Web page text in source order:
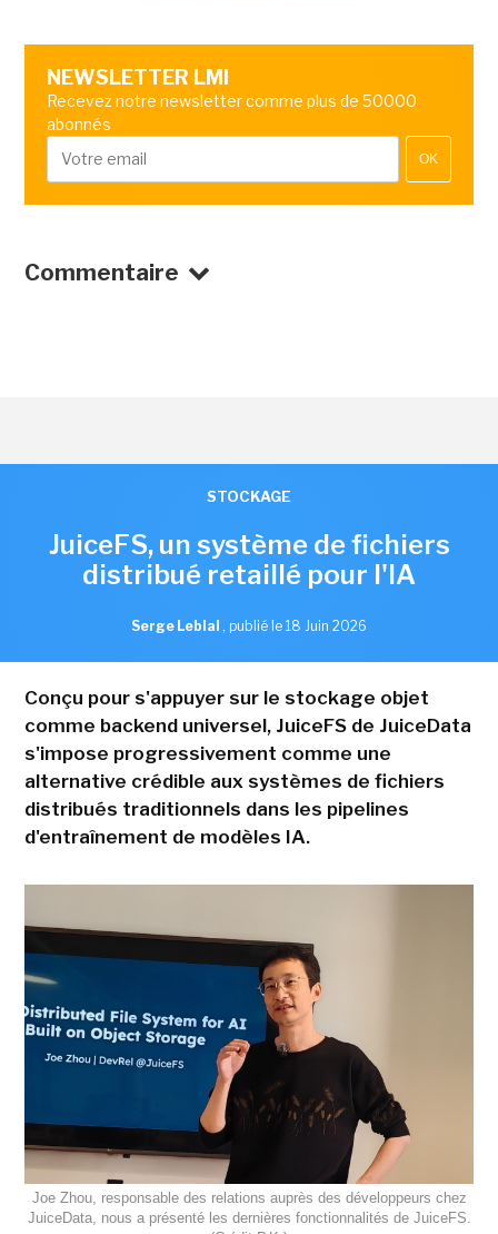
NEWSLETTER LMI
Recevez notre newsletter comme plus de 50000
abonnés
OK
Commentaire
STOCKAGE
JuiceFS, un système de fichiers
distribué retaillé pour l'IA
Serge Leblal , publié le 18 Juin 2026
Conçu pour s'appuyer sur le stockage objet
comme backend universel, JuiceFS de JuiceData
s'impose progressivement comme une
alternative crédible aux systèmes de fichiers
distribués traditionnels dans les pipelines
d'entraînement de modèles IA.
Joe Zhou, responsable des relations auprès des développeurs chez
JuiceData, nous a présenté les dernières fonctionnalités de JuiceFS.